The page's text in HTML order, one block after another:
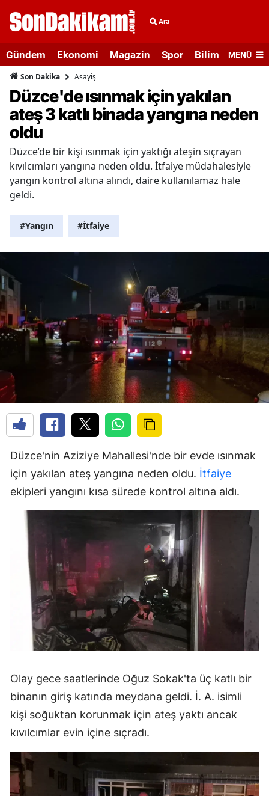
Ara
Gündem Ekonomi Magazin Spor Bilim veMENÜ
Son Dakika Asayiş
Düzce'de ısınmak için yakılan
ateş 3 katlı binada yangına neden
oldu
Düzce’de bir kişi ısınmak için yaktığı ateşin sıçrayan
kıvılcımları yangına neden oldu. İtfaiye müdahalesiyle
yangın kontrol altına alındı, daire kullanılamaz hale
geldi.
#Yangın #İtfaiye
Düzce'nin Aziziye Mahallesi'nde bir evde ısınmak
için yakılan ateş yangına neden oldu. İtfaiye
ekipleri yangını kısa sürede kontrol altına aldı.
Olay gece saatlerinde Oğuz Sokak'ta üç katlı bir
binanın giriş katında meydana geldi. İ. A. isimli
kişi soğuktan korunmak için ateş yaktı ancak
kıvılcımlar evin içine sıçradı.